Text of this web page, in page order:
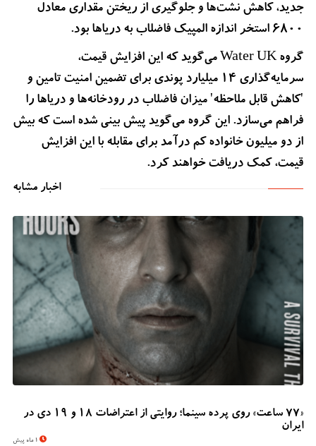
جدید، کاهش نشت‌ها و جلوگیری از ریختن مقداری معادل
6800 استخر اندازه المپیک فاضلاب به دریاها بود.
گروه Water UK می‌گوید که این افزایش قیمت،
سرمایه‌گذاری 14 میلیارد پوندی برای تضمین امنیت تامین و
'کاهش قابل ملاحظه' میزان فاضلاب در رودخانه‌ها و دریاها را
فراهم می‌سازد. این گروه می‌گوید پیش بینی شده است که بیش
از دو میلیون خانواده کم درآمد برای مقابله با این افزایش
قیمت، کمک دریافت خواهند کرد.
اخبار مشابه
«۷۷ ساعت» روی پرده سینما؛ روایتی از اعتراضات ۱۸ و ۱۹ دی در
ایران